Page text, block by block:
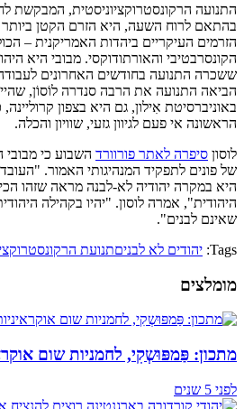
התנועה הרקונסטרוקציוניסטית, המבקשת
בהתאם לרוח השעה, היא הזרם הקטן ביותר
הזרמים העיקריים ביהדות האמריקנית –
הקונסרבטיבי והאורתודוקסי. מבובי היא
ששכרה התנועה בחודשים האחרונים
הביאה התנועה את הרבה סנדרה לוֹסוֹן,
באוניברסיטת אִילון, גם היא בצפון
הראשונה אי פעם לגיוון גזעי, שוויון והכלה.
לוסון סיפרה לאתר פורוורד השבוע כי
של פונים לתפקיד המנהיגותי האמור.
היא במקרה יהודיה לא-לבנה מראה שזהו
היהודית", אמרה לוסון. "יהיו בקהילה
שאינם לבנים".
Tags: יהודים לא לבניםתנועת
מומלצים
מתכון: פַּמפּוּשְקִי, לחמניות שום
לפני 5 שנים